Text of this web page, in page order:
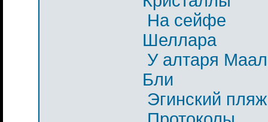
На сейфе
Шеллара
У алтаря
Бли
Эгинский пляж